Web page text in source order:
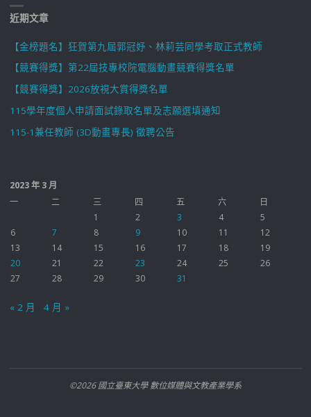
近期文章
【金榜題名】狂賀第九屆郭冠妤、林莉芸同學考取正式教師
【競賽得獎】第22屆技專校院電腦動畫競賽得獎名單
【競賽得獎】2026放視大賞得獎名單
115學年度個人申請面試錄取名單及志願選填通知
115-1兼任教師 (3D動畫專長) 徵聘公告
2023 年 3 月
一
二 三 四 五 六
日
1
2 3 4
5
6
7 8 9 10 11
12
13
14 15 16 17 18
19
20
21 22 23 24 25
26
27
28 29 30 31
« 2 月 4 月 »
©2026 國立臺東大學 數位媒體與文教產業學系